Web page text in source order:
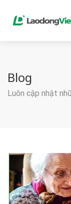
Blog
Luôn cập nhật